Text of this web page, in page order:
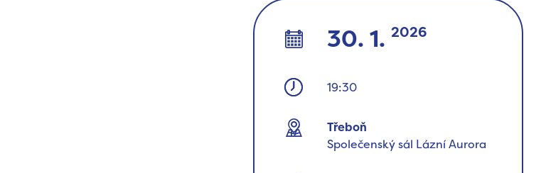
30. 1. 2026
19:30
Třeboň
Společenský sál Lázní Aurora